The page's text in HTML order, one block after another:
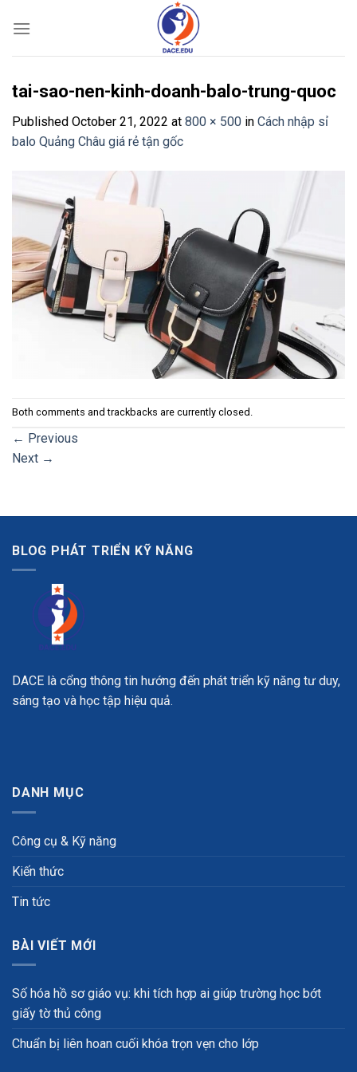
tai-sao-nen-kinh-doanh-balo-trung-quoc
Published October 21, 2022 at 800 × 500 in Cách nhập sỉ
balo Quảng Châu giá rẻ tận gốc
Both comments and trackbacks are currently closed.
← Previous
Next →
BLOG PHÁT TRIỂN KỸ NĂNG
DACE là cổng thông tin hướng đến phát triển kỹ năng tư duy,
sáng tạo và học tập hiệu quả.
DANH MỤC
Công cụ & Kỹ năng
Kiến thức
Tin tức
BÀI VIẾT MỚI
Số hóa hồ sơ giáo vụ: khi tích hợp ai giúp trường học bớt
giấy tờ thủ công
Chuẩn bị liên hoan cuối khóa trọn vẹn cho lớp